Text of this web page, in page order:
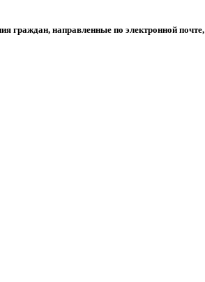
граждан, направленные по электронной почте,